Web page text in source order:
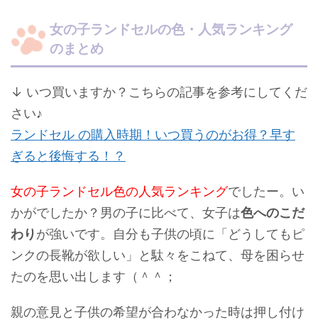
女の子ランドセルの色・人気ランキング
のまとめ
↓ いつ買いますか？こちらの記事を参考にしてくだ
さい♪
ランドセル の購入時期！いつ買うのがお得？早す
ぎると後悔する！？
女の子ランドセル色の人気ランキングでしたー。い
かがでしたか？男の子に比べて、女子は色へのこだ
わりが強いです。自分も子供の頃に「どうしてもピ
ンクの長靴が欲しい」と駄々をこねて、母を困らせ
たのを思い出します（＾＾；
親の意見と子供の希望が合わなかった時は押し付け